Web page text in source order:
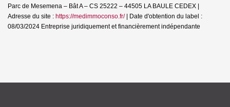
Parc de Mesemena – Bât A – CS 25222 – 44505 LA BAULE CEDEX |
Adresse du site : https://medimmoconso.fr/| Date d'obtention du label :
08/03/2024 Entreprise juridiquement et financièrement indépendante